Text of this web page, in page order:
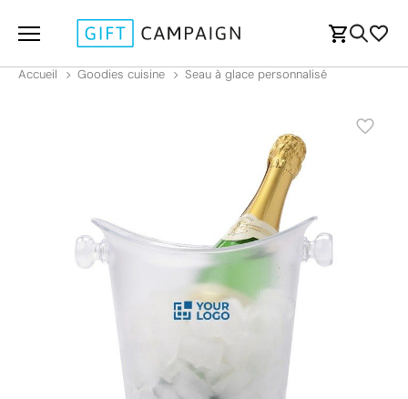
Accueil Goodies cuisine Seau à glace personnalisé